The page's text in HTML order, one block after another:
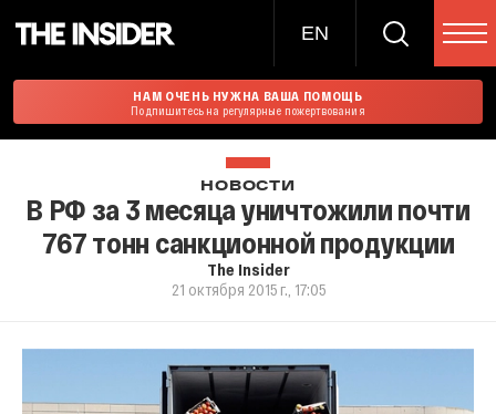
EN
НАМ ОЧЕНЬ НУЖНА ВАША ПОМОЩЬ
Подпишитесь на регулярные пожертвования
НОВОСТИ
В РФ за 3 месяца уничтожили почти
767 тонн санкционной продукции
The Insider
21 октября 2015 г., 17:05